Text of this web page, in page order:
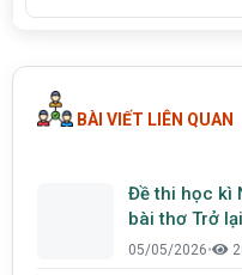
BÀI VIẾT LIÊN QUAN
Đề thi học kì
bài thơ Trở
05/05/2026•